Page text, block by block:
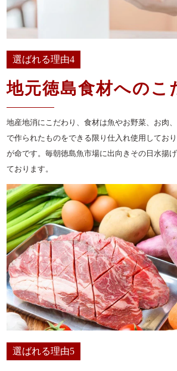
マイページ
特定商取引法に基づく表記
サイトマップ
選ばれる理由4
地元徳島食材へのこ
地産地消にこだわり、食材は魚やお野菜、お肉
で作られたものをできる限り仕入れ使用してお
が命です。毎朝徳島魚市場に出向きその日水揚
ております。
選ばれる理由5